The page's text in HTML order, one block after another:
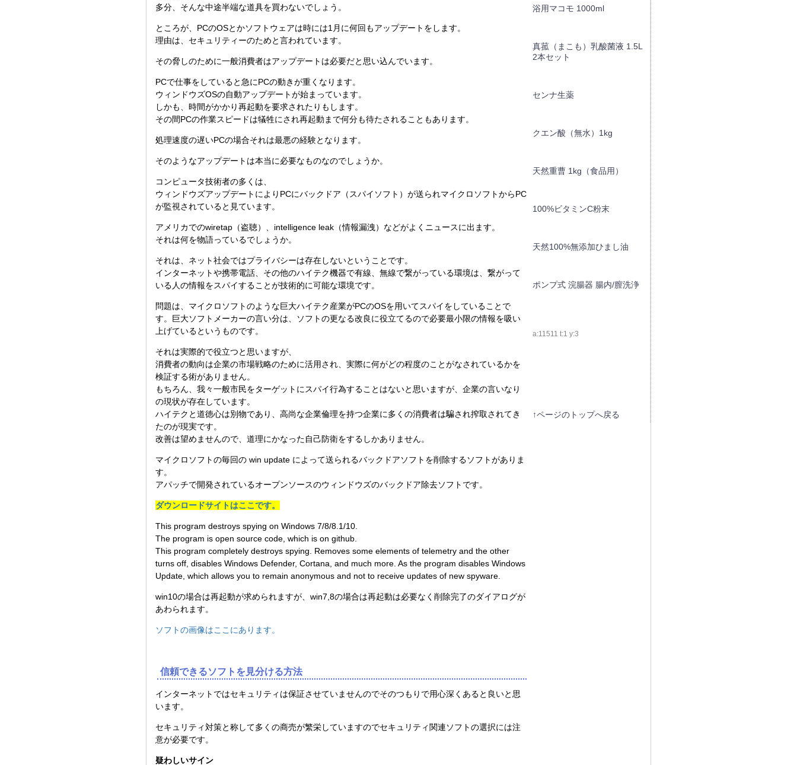
多分、そんな中途半端な道具を買わないでしょう。
ところが、PCのOSとかソフトウェアは時には1月に何回もアップデートをします。
理由は、セキュリティーのためと言われています。
その脅しのために一般消費者はアップデートは必要だと思い込んでいます。
PCで仕事をしていると急にPCの動きが重くなります。
ウィンドウズOSの自動アップデートが始まっています。
しかも、時間がかかり再起動を要求されたりもします。
その間PCの作業スピードは犠牲にされ再起動まで何分も待たされることもあります。
処理速度の遅いPCの場合それは最悪の経験となります。
そのようなアップデートは本当に必要なものなのでしょうか。
コンピュータ技術者の多くは、
ウィンドウズアップデートによりPCにバックドア（スパイソフト）が送られマイクロソフトからPC
が監視されていると見ています。
アメリカでのwiretap（盗聴）、intelligence leak（情報漏洩）などがよくニュースに出ます。
それは何を物語っているでしょうか。
それは、ネット社会ではプライバシーは存在しないということです。
インターネットや携帯電話、その他のハイテク機器で有線、無線で繋がっている環境は、繋がって
いる人の情報をスパイすることが技術的に可能な環境です。
問題は、マイクロソフトのような巨大ハイテク産業がPCのOSを用いてスパイをしていることで
す。巨大ソフトメーカーの言い分は、ソフトの更なる改良に役立てるので必要最小限の情報を吸い
上げているというものです。
それは実際的で役立つと思いますが、
消費者の動向は企業の市場戦略のために活用され、実際に何がどの程度のことがなされているかを
検証する術がありません。
もちろん、我々一般市民をターゲットにスパイ行為することはないと思いますが、企業の言いなり
の現状が存在しています。
ハイテクと道徳心は別物であり、高尚な企業倫理を持つ企業に多くの消費者は騙され搾取されてき
たのが現実です。
改善は望めませんので、道理にかなった自己防衛をするしかありません。
マイクロソフトの毎回の win update によって送られるバックドアソフトを削除するソフトがありま
す。
アパッチで開発されているオープンソースのウィンドウズのバックドア除去ソフトです。
ダウンロードサイトはここです。
This program destroys spying on Windows 7/8/8.1/10.
The program is open source code, which is on github.
This program completely destroys spying. Removes some elements of telemetry and the other
turns off, disables Windows Defender, Cortana, and much more. As the program disables Windows
Update, which allows you to remain anonymous and not to receive updates of new spyware.
win10の場合は再起動が求められますが、win7,8の場合は再起動は必要なく削除完了のダイアログが
あわられます。
ソフトの画像はここにあります。
信頼できるソフトを見分ける方法
インターネットではセキュリティは保証させていませんのでそのつもりで用心深くあると良いと思
います。
セキュリティ対策と称して多くの商売が繁栄していますのでセキュリティ関連ソフトの選択には注
意が必要です。
疑わしいサイン
浴用マコモ 1000ml
真菰（まこも）乳酸菌液 1.5L
2本セット
センナ生薬
クエン酸（無水）1kg
天然重曹 1kg（食品用）
100%ビタミンC粉末
天然100%無添加ひまし油
ポンプ式 浣腸器 腸内/膣洗浄
a:11511 t:1 y:3
↑ページのトップへ戻る